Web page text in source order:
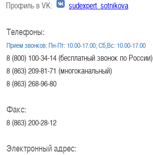
Профиль в VK: sudexpert_sotnikova
Телефоны:
Прием звонков: Пн-Пт: 10.00-17.00; Сб,Вс: 10.00-17.00
8 (800) 100-34-14 (бесплатный звонок по России)
8 (863) 209-81-71 (многоканальный)
8 (863) 268-96-80
Факс:
8 (863) 200-28-12
Электронный адрес: